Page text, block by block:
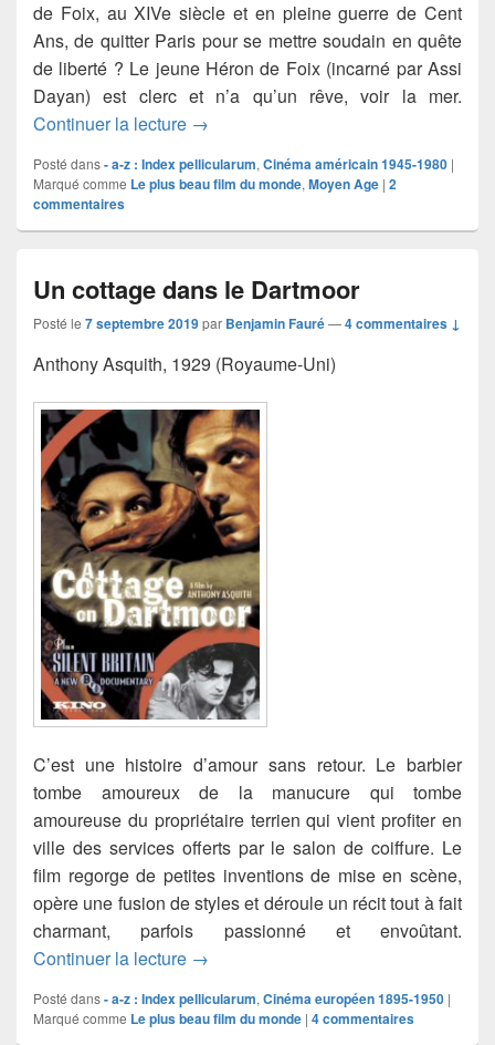
de Foix, au XIVe siècle et en pleine guerre de Cent
Ans, de quitter Paris pour se mettre soudain en quête
de liberté ? Le jeune Héron de Foix (incarné par Assi
Dayan) est clerc et n’a qu’un rêve, voir la mer.
Continuer la lecture Promenade avec l’amour et la mort
→
Posté dans- a-z : Index pellicularum, Cinéma américain 1945-1980 |
Marqué comme Le plus beau film du monde, Moyen Age | 2
commentaires
Un cottage dans le Dartmoor
Posté le 7 septembre 2019par Benjamin Fauré—4 commentaires ↓
​​Anthony Asquith, 1929 (Royaume-Uni)
C’est une histoire d’amour sans retour. Le barbier
tombe amoureux de la manucure qui tombe
amoureuse du propriétaire terrien qui vient profiter en
ville des services offerts par le salon de coiffure. Le
film regorge de petites inventions de mise en scène,
opère une fusion de styles et déroule un récit tout à fait
charmant, parfois passionné et envoûtant.
Continuer la lecture Un cottage dans le Dartmoor
→
Posté dans- a-z : Index pellicularum, Cinéma européen 1895-1950 |
Marqué comme Le plus beau film du monde | 4commentaires